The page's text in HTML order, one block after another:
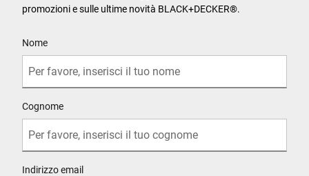
promozioni e sulle ultime novità BLACK+DECKER®.
Nome
Cognome
Indirizzo email